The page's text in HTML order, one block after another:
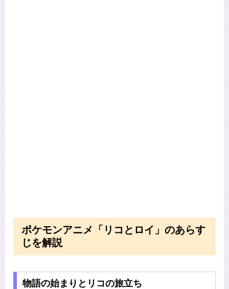
ポケモンアニメ「リコとロイ」のあらす
じを解説
物語の始まりとリコの旅立ち